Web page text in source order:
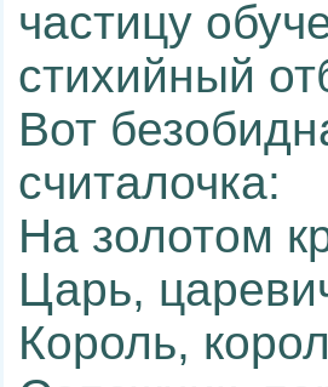
частицу
стихийный
Вот
считалочка:
На золотом
Царь,
Король,